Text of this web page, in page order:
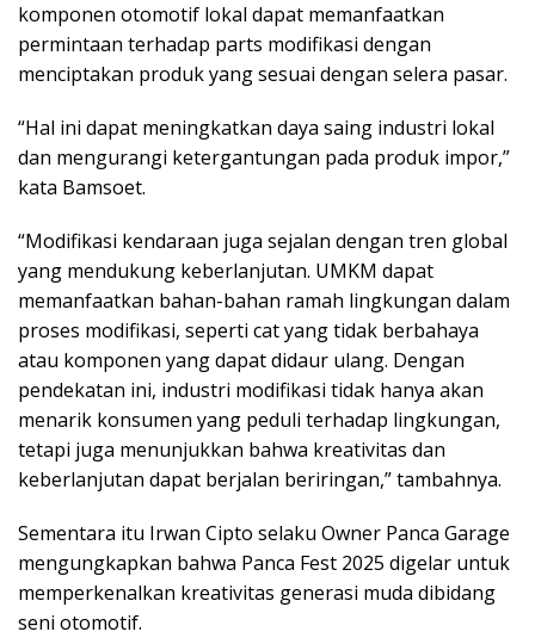
komponen otomotif lokal dapat memanfaatkan
permintaan terhadap parts modifikasi dengan
menciptakan produk yang sesuai dengan selera pasar.
“Hal ini dapat meningkatkan daya saing industri lokal
dan mengurangi ketergantungan pada produk impor,”
kata Bamsoet.
“Modifikasi kendaraan juga sejalan dengan tren global
yang mendukung keberlanjutan. UMKM dapat
memanfaatkan bahan-bahan ramah lingkungan dalam
proses modifikasi, seperti cat yang tidak berbahaya
atau komponen yang dapat didaur ulang. Dengan
pendekatan ini, industri modifikasi tidak hanya akan
menarik konsumen yang peduli terhadap lingkungan,
tetapi juga menunjukkan bahwa kreativitas dan
keberlanjutan dapat berjalan beriringan,” tambahnya.
Sementara itu Irwan Cipto selaku Owner Panca Garage
mengungkapkan bahwa Panca Fest 2025 digelar untuk
memperkenalkan kreativitas generasi muda dibidang
seni otomotif.